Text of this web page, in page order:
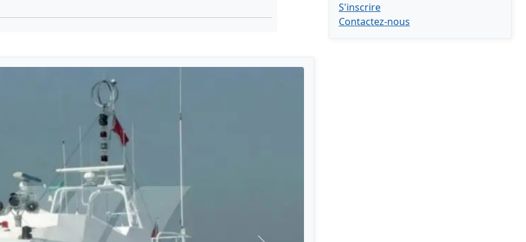
S'inscrire
Contactez-nous